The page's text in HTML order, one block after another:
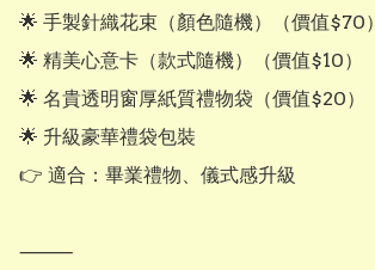
🌟 手製針織花束（顏色隨機）（價值$70）
🌟 精美心意卡（款式隨機）（價值$10）
🌟 名貴透明窗厚紙質禮物袋（價值$20）
🌟 升級豪華禮袋包裝
👉 適合：畢業禮物、儀式感升級
⸻